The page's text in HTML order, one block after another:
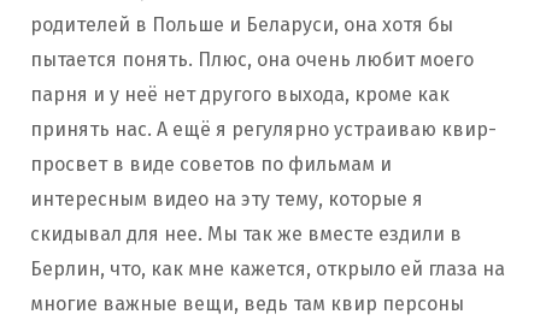
родителей в Польше и Беларуси, она хотя бы
пытается понять. Плюс, она очень любит моего
парня и у неё нет другого выхода, кроме как
принять нас. А ещё я регулярно устраиваю квир-
просвет в виде советов по фильмам и
интересным видео на эту тему, которые я
скидывал для нее. Мы так же вместе ездили в
Берлин, что, как мне кажется, открыло ей глаза на
многие важные вещи, ведь там квир персоны